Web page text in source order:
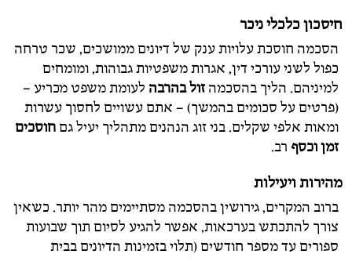
חיסכון כלכלי ניכר
הסכמה חוסכת עלויות ענק של דיונים ממושכים, שכר טרחה
כפול לשני עורכי דין, אגרות משפטיות גבוהות, ומומחים
למיניהם. הליך בהסכמהזול בהרבה לעומת משפט מכריע –
(פרטים על סכומים בהמשך) – אתם עשויים לחסוך עשרות
ומאות אלפי שקלים. בני זוג הנהנים מתהליך יעיל גם חוסכים
זמן וכסף רב.
מהירות ויעילות
ברוב המקרים, גירושין בהסכמה מסתיימים מהר יותר. כשאין
צורך להתכתש בערכאות, אפשר להגיע לסיום תוך שבועות
ספורים עד מספר חודשים (תלוי בזמינות הדיונים בבית